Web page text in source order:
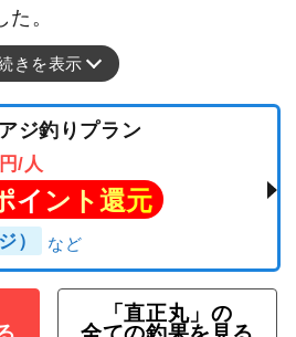
。
きを表示
ジ釣りプラン
円/人
イント還元
）
「直正丸」の